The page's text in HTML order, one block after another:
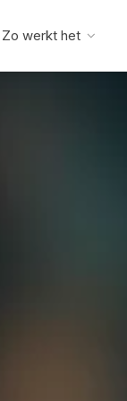
Zo werkt het